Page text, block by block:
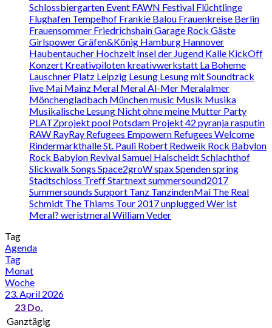
Schlossbiergarten Event FAWN Festival Flüchtlinge
Flughafen Tempelhof Frankie Balou Frauenkreise Berlin
Frauensommer FriedrichshainGarage Rock Gäste
GirlspowerGräfen&König Hamburg Hannover
Haubentaucher Hochzeit Insel der Jugend Kalle KickOff
Konzert Kreativpiloten kreativwerkstatt La Boheme
Lauschner Platz Leipzig Lesung Lesung mit Soundtrack
live Mai Mainz Meral Meral Al-Mer Meralalmer
Mönchengladbach Münchenmusic Musik Musika
Musikalische Lesung Nicht ohne meine Mutter Party
PLATZprojektpool Potsdam Projekt 42 pyranjarasputin
RAW RayRay Refugees Empowern Refugees Welcome
Rindermarkthalle St. Pauli Robert Redweik Rock Babylon
Rock Babylon RevivalSamuel HalscheidtSchlachthof
Slickwalk Songs Space2groWspaxSpendenspring
Stadtschloss TreffStartnextsummersound2017
Summersounds Support Tanz TanzindenMai The Real
Schmidt The Thiams Tour 2017unpluggedWer ist
Meral? weristmeralWilliam Veder
Tag
Agenda
Tag
Monat
Woche
23. April 2026
23 Do.
Ganztägig